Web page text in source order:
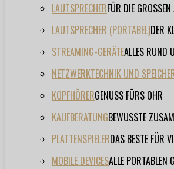
LAUTSPRECHERFÜR DIE GROSSEN
LAUTSPRECHER (PORTABEL)DER
STREAMING-GERÄTEALLES RUND
NETZWERKTECHNIK UND
KOPFHÖRERGENUSS FÜRS OHR
KAUFBERATUNGBEWUSSTE
PLATTENSPIELERDAS BESTE FÜR
MOBILE DEVICESALLE PORTABLEN